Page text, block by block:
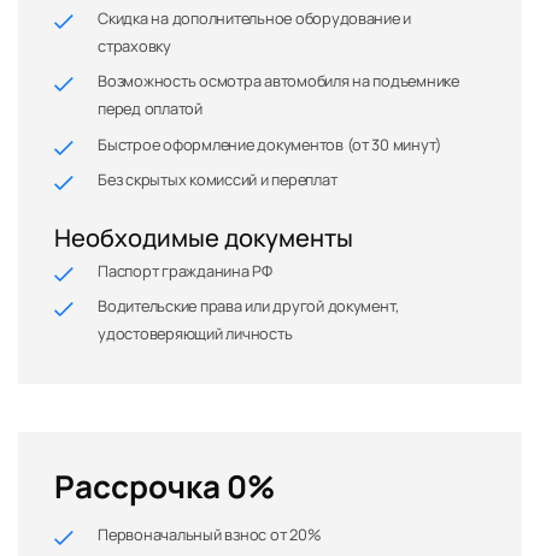
Скидка на дополнительное оборудование и
страховку
Возможность осмотра автомобиля на подъемнике
перед оплатой
Быстрое оформление документов (от 30 минут)
Без скрытых комиссий и переплат
Необходимые документы
Паспорт гражданина РФ
Водительские права или другой документ,
удостоверяющий личность
Рассрочка 0%
Первоначальный взнос от 20%